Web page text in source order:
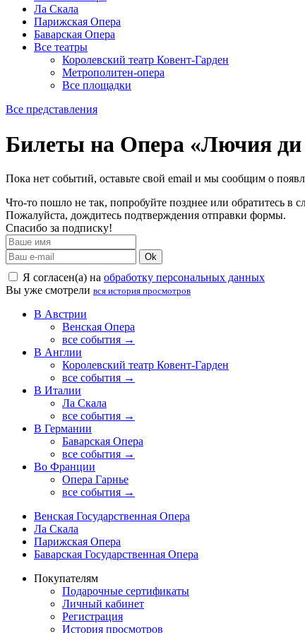
Ла Скала
Парижская Опера
Баварская Опера
Все театры
Королевский театр Ковент-Гарден
Метрополитен-опера
Все площадки
Все представления
Билеты на Опера «Лючия
Пока нет событий, оставьте свой email и мы сообщим о
Что-то пошло не так, попробуйте позднее или обратитесь в
Пожалуйста, дождитесь подтверждения отправки формы.
Спасибо за подписку!
Ok
Я согласен(а) на обработку персональных данных
Вы уже смотрели вся история просмотров
В Австрии
Венская Опера
все события →
В Англии
Королевский театр Ковент-Гарден
все события →
В Италии
Ла Скала
все события →
В Германии
Баварская Опера
все события →
Во Франции
Опера Гарнье
все события →
Венская Государственная Опера
Ла Скала
Парижская Опера
Баварская Государственная Опера
Покупателям
Подарочные сертификаты
Личный кабинет
Регистрация
История просмотров